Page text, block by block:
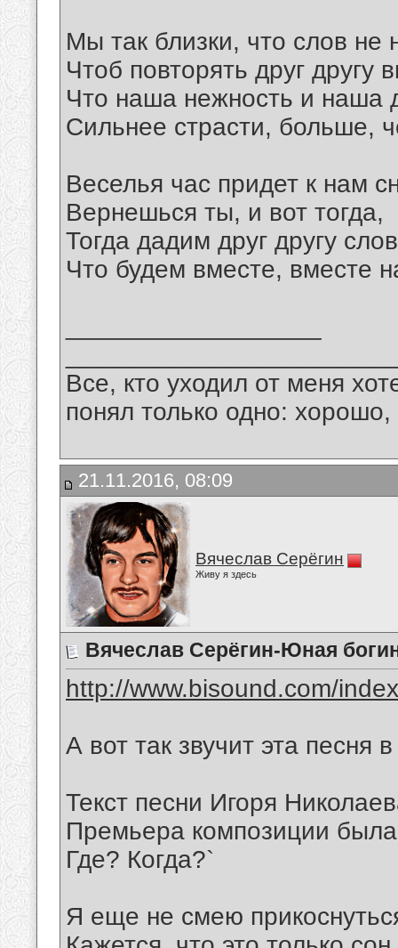
Мы так близки, что слов не
Чтоб повторять друг другу
Что наша нежность и наша
Сильнее страсти, больше,
Веселья час придет к нам
Вернешься ты, и вот тогда,
Тогда дадим друг другу
Что будем вместе, вместе
Все, кто уходил от меня
понял только одно:
21.11.2016, 08:09
Вячеслав Серёгин
Живу я здесь
Вячеслав Серёгин-Юная
http://www.bisound.com/
А вот так звучит эта песня
Текст песни Игоря
Премьера композиции
Где? Когда?`
Я еще не смею